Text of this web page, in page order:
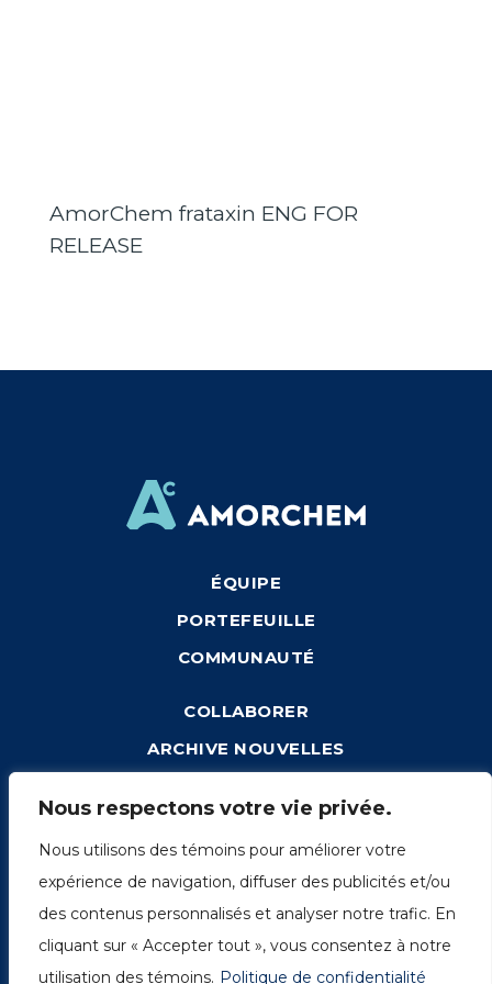
Nous respectons votre vie privée.
Nous utilisons des témoins pour améliorer votre
expérience de navigation, diffuser des publicités et/ou
des contenus personnalisés et analyser notre trafic. En
cliquant sur « Accepter tout », vous consentez à notre
utilisation des témoins. Politique de confidentialité
AmorChem frataxin ENG FOR
RELEASE
ÉQUIPE
PORTEFEUILLE
COMMUNAUTÉ
COLLABORER
ARCHIVE NOUVELLES
Montréal (Québec) H3H 2A1
info@amorchem.com